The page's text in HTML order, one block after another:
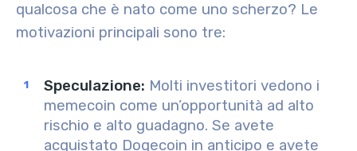
qualcosa che è nato come uno scherzo? Le
motivazioni principali sono tre:
Speculazione: Molti investitori vedono i
memecoin come un’opportunità ad alto
rischio e alto guadagno. Se avete
acquistato Dogecoin in anticipo e avete